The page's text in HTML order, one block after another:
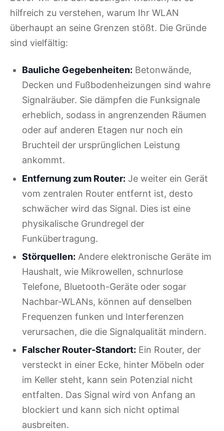
hilfreich zu verstehen, warum Ihr WLAN
überhaupt an seine Grenzen stößt. Die Gründe
sind vielfältig:
Bauliche Gegebenheiten: Betonwände,
Decken und Fußbodenheizungen sind wahre
Signalräuber. Sie dämpfen die Funksignale
erheblich, sodass in angrenzenden Räumen
oder auf anderen Etagen nur noch ein
Bruchteil der ursprünglichen Leistung
ankommt.
Entfernung zum Router: Je weiter ein Gerät
vom zentralen Router entfernt ist, desto
schwächer wird das Signal. Dies ist eine
physikalische Grundregel der
Funkübertragung.
Störquellen: Andere elektronische Geräte im
Haushalt, wie Mikrowellen, schnurlose
Telefone, Bluetooth-Geräte oder sogar
Nachbar-WLANs, können auf denselben
Frequenzen funken und Interferenzen
verursachen, die die Signalqualität mindern.
Falscher Router-Standort: Ein Router, der
versteckt in einer Ecke, hinter Möbeln oder
im Keller steht, kann sein Potenzial nicht
entfalten. Das Signal wird von Anfang an
blockiert und kann sich nicht optimal
ausbreiten.